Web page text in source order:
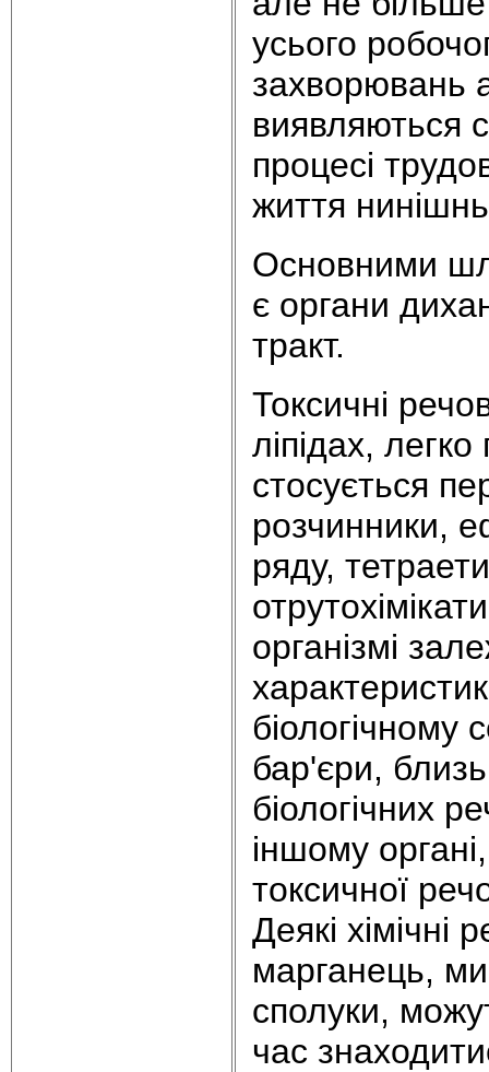
усього
захворювань
виявляються
процесі
життя
Основними
є органи
тракт.
Токсичні
ліпідах,
стосується
розчинники,
ряду,
організмі
біологічному
бар'єри,
біологічних
іншому
токсичної
Деякі хімічні
марганець,
сполуки,
час